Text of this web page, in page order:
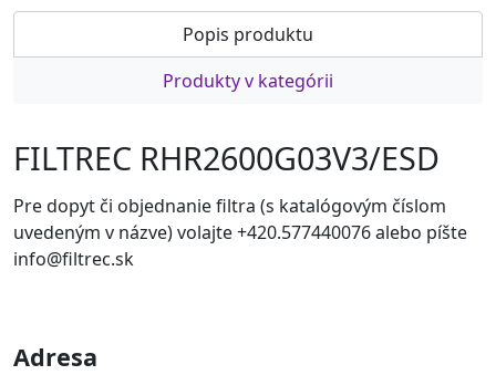
Popis produktu
Produkty v kategórii
FILTREC RHR2600G03V3/ESD
Pre dopyt či objednanie filtra (s katalógovým číslom
uvedeným v názve) volajte +420.577440076 alebo píšte
info@filtrec.sk
Adresa